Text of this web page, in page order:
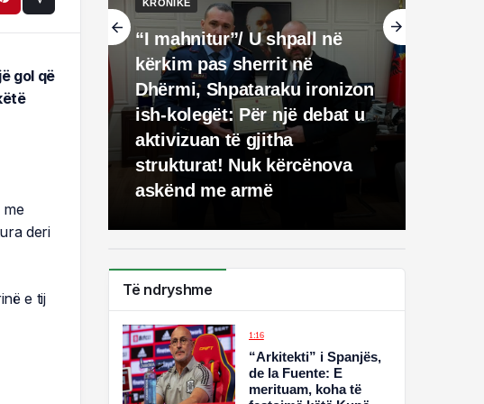
gol që
deri
e tij
KRONIKË
“I mahnitur”/ U shpall në
kërkim pas sherrit në
Dhërmi, Shpataraku ironizon
ish-kolegët: Për një debat u
aktivizuan të gjitha
strukturat! Nuk kërcënova
askënd me armë
Të ndryshme
1:16
“Arkitekti” i Spanjës,
de la Fuente: E
merituam, koha të